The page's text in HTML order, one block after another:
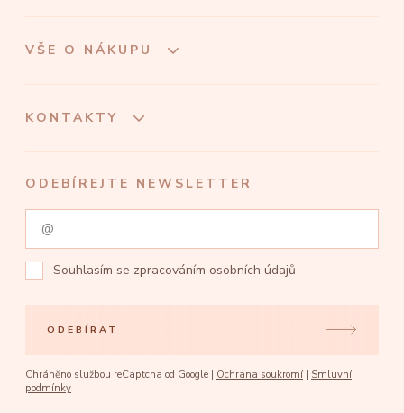
VŠE O NÁKUPU
KONTAKTY
ODEBÍREJTE NEWSLETTER
Souhlasím se zpracováním osobních údajů
ODEBÍRAT
Chráněno službou reCaptcha od Google | Ochrana soukromí | Smluvní
podmínky